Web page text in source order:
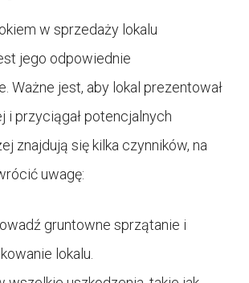
w sprzedaży lokalu
jego odpowiednie
Ważne jest, aby lokal prezentował
i przyciągał potencjalnych
znajdują się kilka czynników, na
uwagę:
gruntowne sprzątanie i
lokalu.